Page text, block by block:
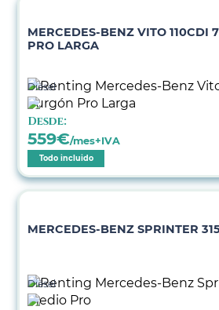
MERCEDES-BENZ VITO 110CDI
PRO LARGA
Diésel
Desde:
559€/mes+IVA
Todo incluido
MERCEDES-BENZ SPRINTER
Diésel